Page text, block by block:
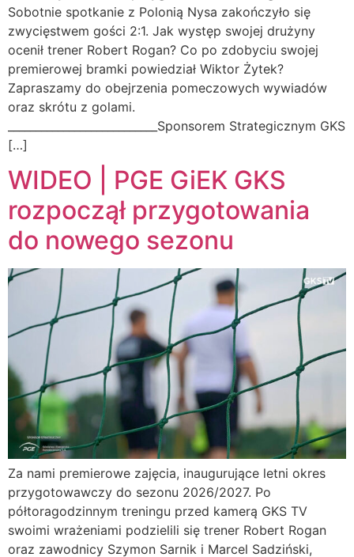
Sobotnie spotkanie z Polonią Nysa zakończyło się
zwycięstwem gości 2:1. Jak występ swojej drużyny
ocenił trener Robert Rogan? Co po zdobyciu swojej
premierowej bramki powiedział Wiktor Żytek?
Zapraszamy do obejrzenia pomeczowych wywiadów
oraz skrótu z golami.
___________________________Sponsorem Strategicznym GKS
[…]
WIDEO | PGE GiEK GKS
rozpoczął przygotowania
do nowego sezonu
Za nami premierowe zajęcia, inaugurujące letni okres
przygotowawczy do sezonu 2026/2027. Po
półtoragodzinnym treningu przed kamerą GKS TV
swoimi wrażeniami podzielili się trener Robert Rogan
oraz zawodnicy Szymon Sarnik i Marcel Sadziński,